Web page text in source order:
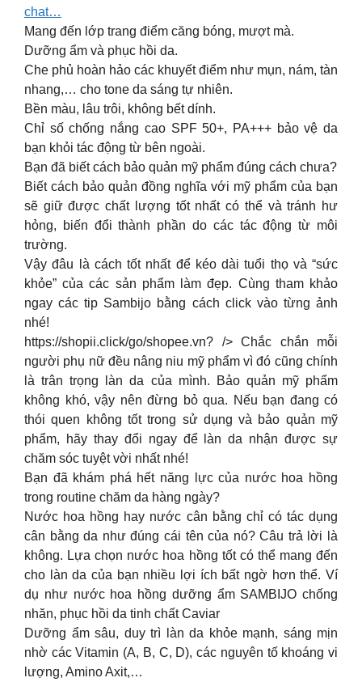
chat…
Mang đến lớp trang điểm căng bóng, mượt mà.
Dưỡng ẩm và phục hồi da.
Che phủ hoàn hảo các khuyết điểm như mụn, nám, tàn
nhang,… cho tone da sáng tự nhiên.
Bền màu, lâu trôi, không bết dính.
Chỉ số chống nắng cao SPF 50+, PA+++ bảo vệ da
bạn khỏi tác động từ bên ngoài.
Bạn đã biết cách bảo quản mỹ phẩm đúng cách chưa?
Biết cách bảo quản đồng nghĩa với mỹ phẩm của bạn
sẽ giữ được chất lượng tốt nhất có thể và tránh hư
hỏng, biến đổi thành phần do các tác động từ môi
trường.
Vậy đâu là cách tốt nhất để kéo dài tuổi thọ và “sức
khỏe” của các sản phẩm làm đẹp. Cùng tham khảo
ngay các tip Sambijo bằng cách click vào từng ảnh
nhé!
https://shopii.click/go/shopee.vn? /> Chắc chắn mỗi
người phụ nữ đều nâng niu mỹ phẩm vì đó cũng chính
là trân trọng làn da của mình. Bảo quản mỹ phẩm
không khó, vậy nên đừng bỏ qua. Nếu bạn đang có
thói quen không tốt trong sử dụng và bảo quản mỹ
phẩm, hãy thay đổi ngay để làn da nhận được sự
chăm sóc tuyệt vời nhất nhé!
Bạn đã khám phá hết năng lực của nước hoa hồng
trong routine chăm da hàng ngày?
Nước hoa hồng hay nước cân bằng chỉ có tác dụng
cân bằng da như đúng cái tên của nó? Câu trả lời là
không. Lựa chọn nước hoa hồng tốt có thể mang đến
cho làn da của bạn nhiều lợi ích bất ngờ hơn thể. Ví
dụ như nước hoa hồng dưỡng ẩm SAMBIJO chống
nhăn, phục hồi da tinh chất Caviar
Dưỡng ẩm sâu, duy trì làn da khỏe mạnh, sáng mịn
nhờ các Vitamin (A, B, C, D), các nguyên tố khoáng vi
lượng, Amino Axit,…